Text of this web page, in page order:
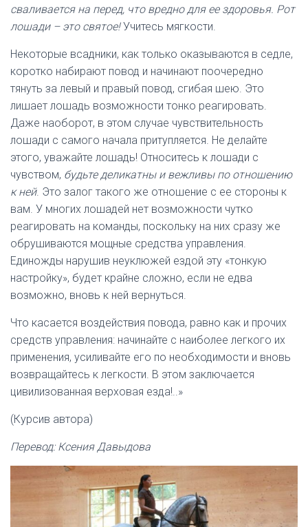
сваливается на перед, что вредно для ее здоровья. Рот
лошади – это святое!Учитесь мягкости.
Некоторые всадники, как только оказываются в седле,
коротко набирают повод и начинают поочередно
тянуть за левый и правый повод, сгибая шею. Это
лишает лошадь возможности тонко реагировать.
Даже наоборот, в этом случае чувствительность
лошади с самого начала притупляется. Не делайте
этого, уважайте лошадь! Относитесь к лошади с
чувством, будьте деликатны и вежливы по отношению
к ней. Это залог такого же отношение с ее стороны к
вам. У многих лошадей нет возможности чутко
реагировать на команды, поскольку на них сразу же
обрушиваются мощные средства управления.
Единожды нарушив неуклюжей ездой эту «тонкую
настройку», будет крайне сложно, если не едва
возможно, вновь к ней вернуться.
Что касается воздействия повода, равно как и прочих
средств управления: начинайте с наиболее легкого их
применения, усиливайте его по необходимости и вновь
возвращайтесь к легкости. В этом заключается
цивилизованная верховая езда!..»
(Курсив автора)
Перевод: Ксения Давыдова